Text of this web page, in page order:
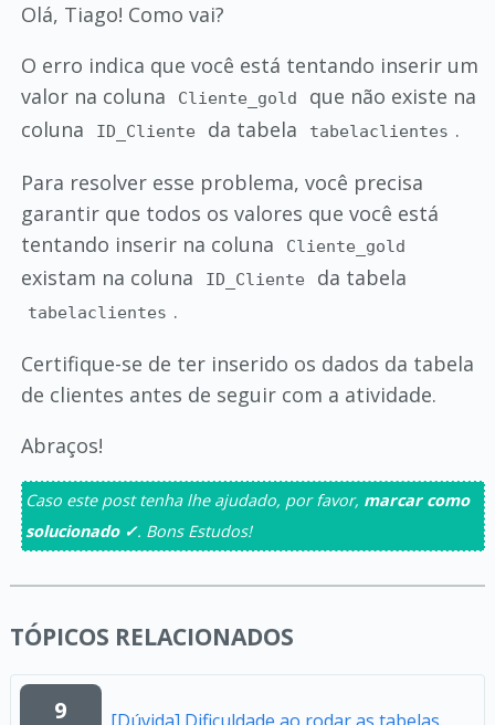
Olá, Tiago! Como vai?
O erro indica que você está tentando inserir um
valor na coluna
Cliente_gold
que não existe na
coluna
ID_Cliente da tabela tabelaclientes .
Para resolver esse problema, você precisa
garantir que todos os valores que você está
tentando inserir na coluna
Cliente_gold
existam na coluna ID_Cliente da tabela
tabelaclientes .
Certifique-se de ter inserido os dados da tabela
de clientes antes de seguir com a atividade.
Abraços!
Caso este post tenha lhe ajudado, por favor, marcar como
solucionado ✓. Bons Estudos!
TÓPICOS RELACIONADOS
9